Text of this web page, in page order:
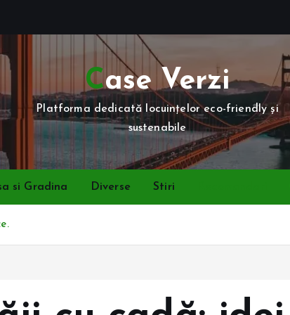
Case Verzi
Platforma dedicată locuințelor eco-friendly și
sustenabile
si Gradina Diverse Stiri